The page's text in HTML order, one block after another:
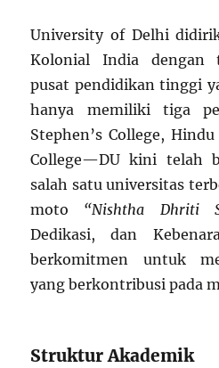
University of Delhi
Kolonial India dengan
pusat pendidikan tinggi
hanya memiliki tiga
Stephen’s College,
College—DU kini telah
salah satu universitas
moto “Nishtha Dhriti
Dedikasi, dan
berkomitmen untuk
yang berkontribusi pada
Struktur Akademik